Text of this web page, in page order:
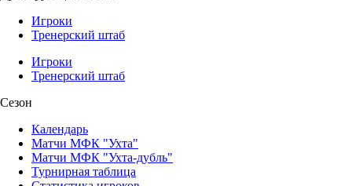
Игроки
Тренерский штаб
Игроки
Тренерский штаб
Сезон
Календарь
Матчи МФК "Ухта"
Матчи МФК "Ухта-дубль"
Турнирная таблица